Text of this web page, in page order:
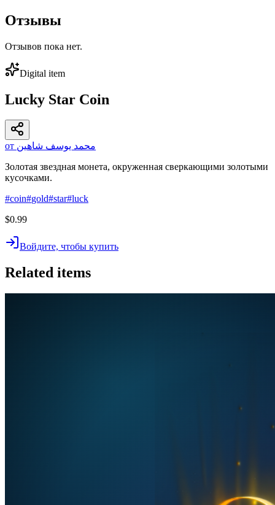
Отзывы
Отзывов пока нет.
Digital item
Lucky Star Coin
от محمد يوسف شاهين
Золотая звездная монета, окруженная сверкающими золотыми
кусочками.
#coin#gold#star#luck
$0.99
Войдите, чтобы купить
Related items